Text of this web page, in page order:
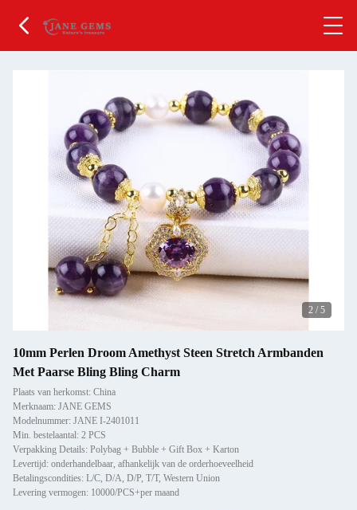
2 / 5
10mm Perlen Droom Amethyst Steen Stretch Armbanden
Met Paarse Bling Bling Charm
Plaats van herkomst: China
Merknaam: JANE GEMS
Modelnummer: JANE I-2401011
Min. bestelaantal: 2 PCS
Verpakking Details: Polybag + Bubble + Gift Box + Karton
Levertijd: onderhandelbaar, afhankelijk van de orderhoeveelheid
Betalingscondities: L/C, D/A, D/P, T/T, Western Union
Levering vermogen: 10000/PCS+per maand